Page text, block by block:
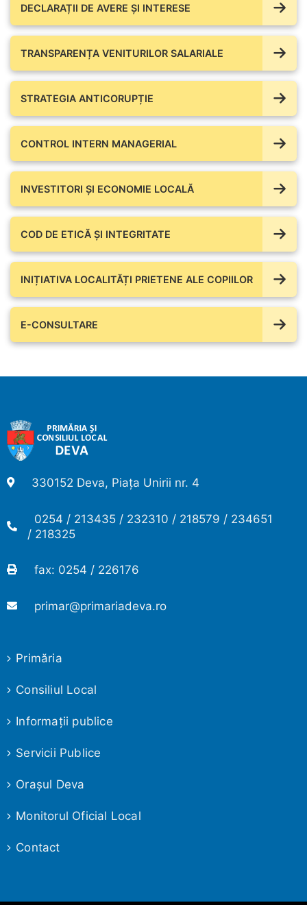
DECLARAȚII DE AVERE ŞI INTERESE
TRANSPARENȚA VENITURILOR SALARIALE
STRATEGIA ANTICORUPȚIE
CONTROL INTERN MANAGERIAL
INVESTITORI ȘI ECONOMIE LOCALĂ
COD DE ETICĂ ȘI INTEGRITATE
INIȚIATIVA LOCALITĂȚI PRIETENE ALE COPIILOR
E-CONSULTARE
330152 Deva, Piața Unirii nr. 4
0254 / 213435 / 232310 / 218579 / 234651
/ 218325
fax: 0254 / 226176
primar@primariadeva.ro
Primăria
Consiliul Local
Informaţii publice
Servicii Publice
Oraşul Deva
Monitorul Oficial Local
Contact